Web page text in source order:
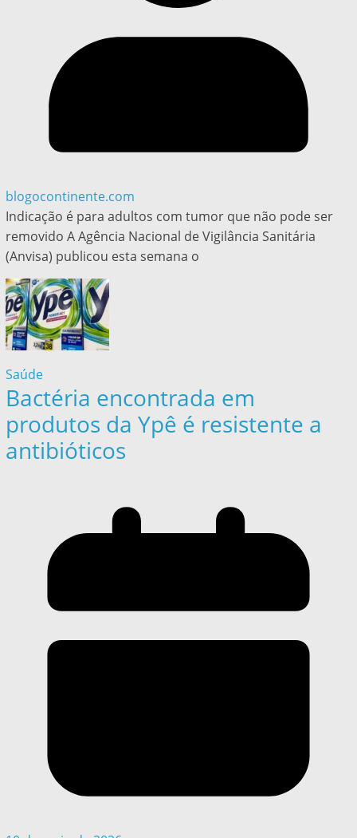
blogocontinente.com
Indicação é para adultos com tumor que não pode ser
removido A Agência Nacional de Vigilância Sanitária
(Anvisa) publicou esta semana o
Saúde
Bactéria encontrada em
produtos da Ypê é resistente a
antibióticos